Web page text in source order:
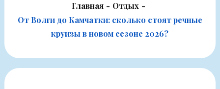
Главная
Отдых
От Волги до Камчатки: сколько стоят речные
круизы в новом сезоне 2026?